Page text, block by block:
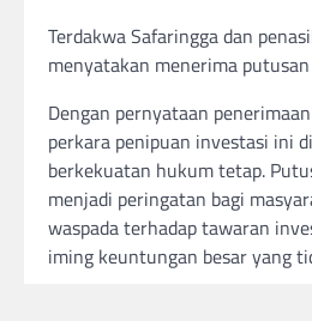
Terdakwa Safaringga dan
menyatakan menerima
Dengan pernyataan
perkara penipuan investasi ini
berkekuatan hukum tetap.
menjadi peringatan bagi
waspada terhadap tawaran
iming keuntungan besar yang